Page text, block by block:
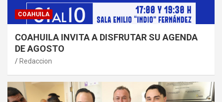
COAHUILA
COAHUILA INVITA A DISFRUTAR SU AGENDA
DE AGOSTO
Redaccion